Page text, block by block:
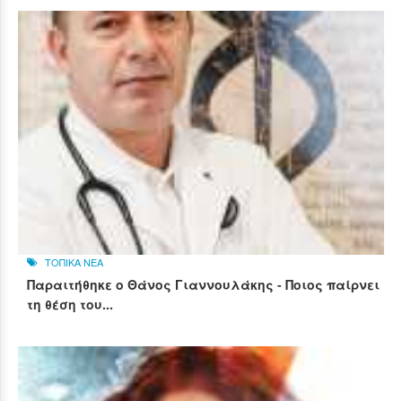
ΤΟΠΙΚΑ ΝΕΑ
Παραιτήθηκε ο Θάνος Γιαννουλάκης - Ποιος παίρνει
τη θέση του...